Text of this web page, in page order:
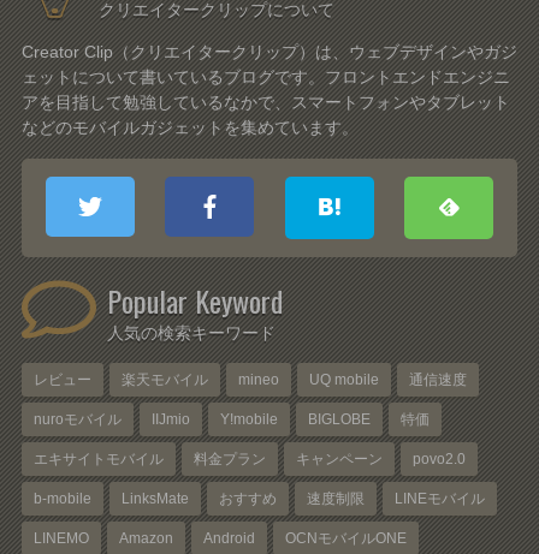
クリエイタークリップについて
Creator Clip（クリエイタークリップ）は、ウェブデザインやガジ
ェットについて書いているブログです。フロントエンドエンジニ
アを目指して勉強しているなかで、スマートフォンやタブレット
などのモバイルガジェットを集めています。
Popular Keyword
人気の検索キーワード
レビュー 楽天モバイル mineo UQ mobile 通信速度
nuroモバイル IIJmio Y!mobile BIGLOBE 特価
エキサイトモバイル 料金プラン キャンペーン povo2.0
b-mobile LinksMate おすすめ 速度制限 LINEモバイル
LINEMO Amazon Android OCNモバイルONE